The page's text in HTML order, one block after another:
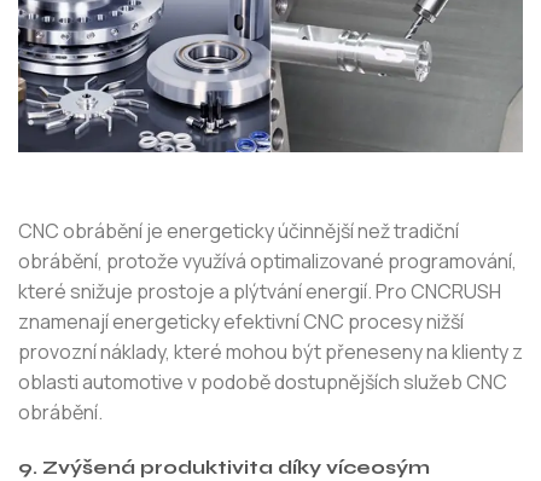
CNC obrábění je energeticky účinnější než tradiční
obrábění, protože využívá optimalizované programování,
které snižuje prostoje a plýtvání energií. Pro CNCRUSH
znamenají energeticky efektivní CNC procesy nižší
provozní náklady, které mohou být přeneseny na klienty z
oblasti automotive v podobě dostupnějších služeb CNC
obrábění.
9. Zvýšená produktivita díky víceosým